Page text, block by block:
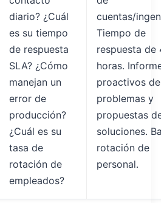
diario? ¿Cuál
es su tiempo
de respuesta
SLA? ¿Cómo
manejan un
error de
producción?
¿Cuál es su
tasa de
rotación de
empleados?
cuentas/
Tiempo de
respuesta de 4
horas. Informes
proactivos de
problemas y
propuestas de
soluciones.
rotación de
personal.